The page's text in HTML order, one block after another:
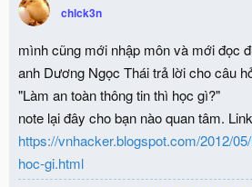
chlck3n
mình cũng mới nhập môn và mới đọc
anh Dương Ngọc Thái trả lời cho câu
"Làm an toàn thông tin thì học gì?"
note lại đây cho bạn nào quan tâm.
https://vnhacker.blogspot.com/2012/
hoc-gi.html